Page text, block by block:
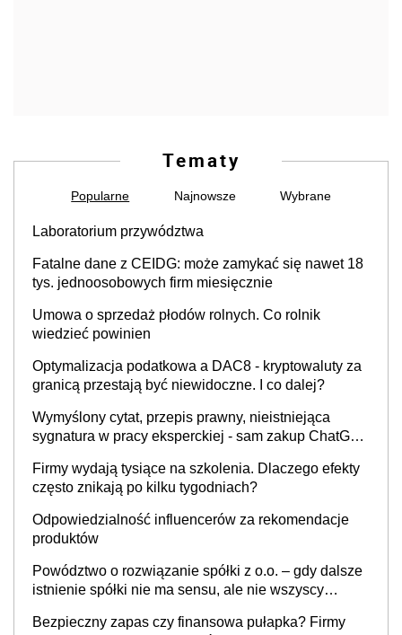
Tematy
Popularne Najnowsze Wybrane
Laboratorium przywództwa
Fatalne dane z CEIDG: może zamykać się nawet 18
tys. jednoosobowych firm miesięcznie
Umowa o sprzedaż płodów rolnych. Co rolnik
wiedzieć powinien
Optymalizacja podatkowa a DAC8 - kryptowaluty za
granicą przestają być niewidoczne. I co dalej?
Wymyślony cytat, przepis prawny, nieistniejąca
sygnatura w pracy eksperckiej - sam zakup ChatGPT
Firmy wydają tysiące na szkolenia. Dlaczego efekty
często znikają po kilku tygodniach?
Odpowiedzialność influencerów za rekomendacje
produktów
Powództwo o rozwiązanie spółki z o.o. – gdy dalsze
istnienie spółki nie ma sensu, ale nie wszyscy
Bezpieczny zapas czy finansowa pułapka? Firmy